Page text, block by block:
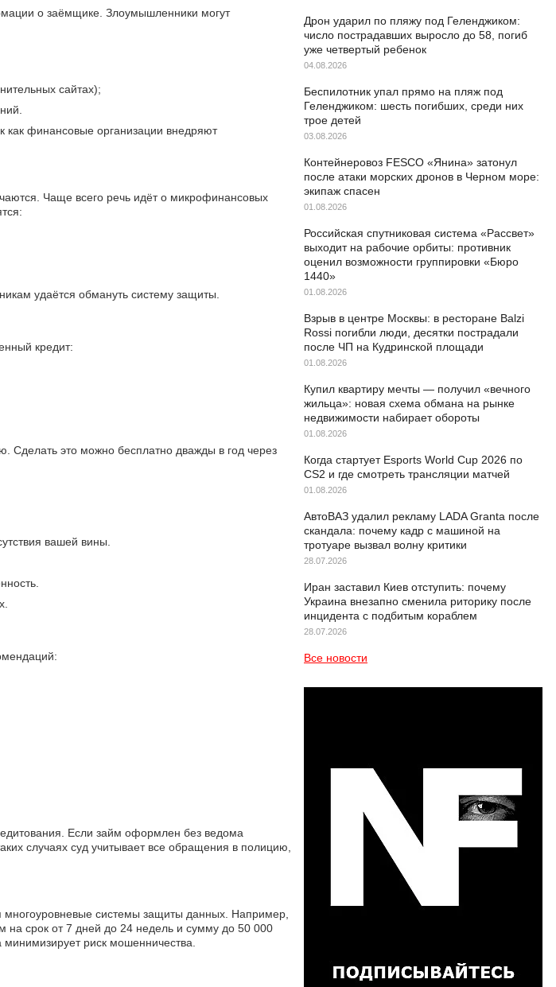
о заёмщике. Злоумышленники могут
сайтах);
финансовые организации внедряют
Чаще всего речь идёт о микрофинансовых
удаётся обмануть систему защиты.
кредит:
Сделать это можно бесплатно дважды в год через
вашей вины.
Если займ оформлен без ведома
случаях суд учитывает все обращения в полицию,
многоуровневые системы защиты данных. Например,
на срок от 7 дней до 24 недель и сумму до 50 000
риск мошенничества.
Дрон ударил по пляжу под Геленджиком:
число пострадавших выросло до 58, погиб
уже четвертый ребенок
04.08.2026
Беспилотник упал прямо на пляж под
Геленджиком: шесть погибших, среди них
трое детей
03.08.2026
Контейнеровоз FESCO «Янина» затонул
после атаки морских дронов в Черном море:
экипаж спасен
01.08.2026
Российская спутниковая система «Рассвет»
выходит на рабочие орбиты: противник
оценил возможности группировки «Бюро
1440»
01.08.2026
Взрыв в центре Москвы: в ресторане Balzi
Rossi погибли люди, десятки пострадали
после ЧП на Кудринской площади
01.08.2026
Купил квартиру мечты — получил «вечного
жильца»: новая схема обмана на рынке
недвижимости набирает обороты
01.08.2026
Когда стартует Esports World Cup 2026 по
CS2 и где смотреть трансляции матчей
01.08.2026
АвтоВАЗ удалил рекламу LADA Granta после
скандала: почему кадр с машиной на
тротуаре вызвал волну критики
28.07.2026
Иран заставил Киев отступить: почему
Украина внезапно сменила риторику после
инцидента с подбитым кораблем
28.07.2026
Все новости